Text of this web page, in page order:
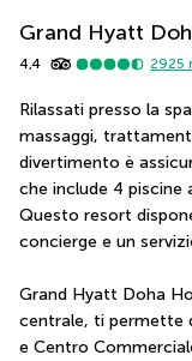
Grand Hyatt
4,4 2925
Rilassati presso la
massaggi,
divertimento è
che include 4 piscine
Questo resort
concierge e un
Grand Hyatt Doha
centrale, ti permette
e Centro